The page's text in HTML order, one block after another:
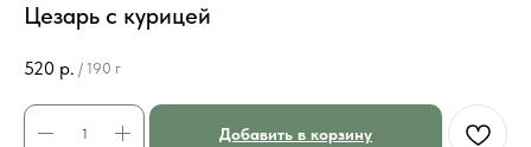
Цезарь с курицей
520 р. / 190 г
Добавить в корзину